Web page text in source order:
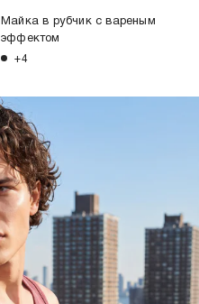
Майка в рубчик с вареным
эффектом
+4